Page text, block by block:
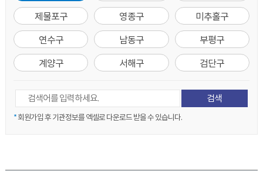
제물포구
영종구
미추홀구
연수구
남동구
부평구
계양구
서해구 검단구
*회원가입 후 기관정보를 엑셀로 다운로드 받을 수 있습니다.